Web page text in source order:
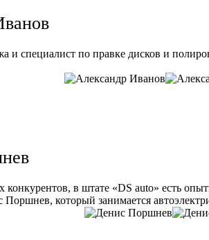
и специалист по правке дисков и
конкурентов, в штате «DS auto» есть
Поршнев, который занимается